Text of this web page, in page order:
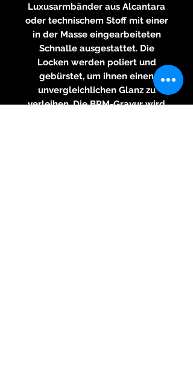
Luxusarmbänder aus Alcantara
oder technischem Stoff mit einer
in der Masse eingearbeiteten
Schnalle ausgestattet. Die
Locken werden poliert und
gebürstet, um ihnen einen
unvergleichlichen Glanz zu
verleihen. Die BRM-Gravur wird